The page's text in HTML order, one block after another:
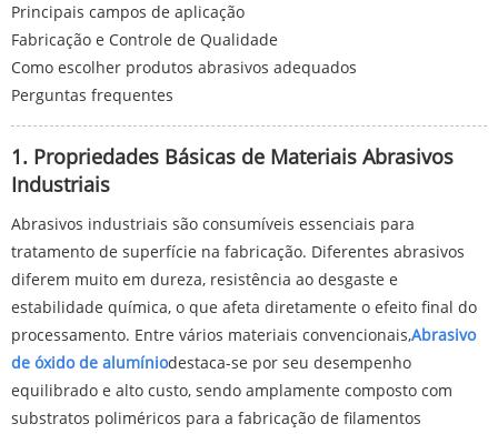
Principais campos de aplicação
Fabricação e Controle de Qualidade
Como escolher produtos abrasivos adequados
Perguntas frequentes
1. Propriedades Básicas de Materiais Abrasivos
Industriais
Abrasivos industriais são consumíveis essenciais para
tratamento de superfície na fabricação. Diferentes abrasivos
diferem muito em dureza, resistência ao desgaste e
estabilidade química, o que afeta diretamente o efeito final do
processamento. Entre vários materiais convencionais,Abrasivo
de óxido de alumíniodestaca-se por seu desempenho
equilibrado e alto custo, sendo amplamente composto com
substratos poliméricos para a fabricação de filamentos